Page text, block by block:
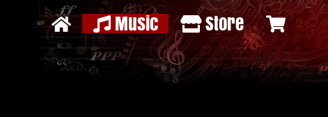
Music Store